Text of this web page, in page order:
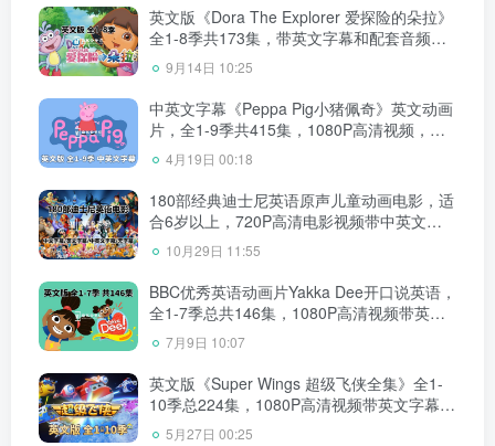
英文版《Dora The Explorer 爱探险的朵拉》
全1-8季共173集，带英文字幕和配套音频
MP3，百度网盘下载！
9月14日 10:25
中英文字幕《Peppa Pig小猪佩奇》英文动画
片，全1-9季共415集，1080P高清视频，带
配套音频MP3，百度网盘下载！
4月19日 00:18
180部经典迪士尼英语原声儿童动画电影，适
合6岁以上，720P高清电影视频带中英文字
幕，百度网盘下载！
10月29日 11:55
BBC优秀英语动画片Yakka Dee开口说英语，
全1-7季总共146集，1080P高清视频带英文
字幕，百度网盘下载！
7月9日 10:07
英文版《Super Wings 超级飞侠全集》全1-
10季总224集，1080P高清视频带英文字幕，
带配套音频MP3，百度网盘下载！
5月27日 00:25